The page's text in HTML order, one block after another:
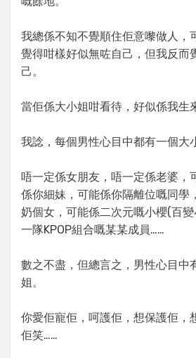
我總係不知不覺順住佢意嚟做人，
覺得咁樣好似無咗自己，但我反而
己。
當佢係大小姐咁看待，好似係我生
我諗，每個男性心目中都有一個大
唔一定係女朋友，唔一定係老婆，
係你細妹，可能係你隔離位嘅同學
奶個女，可能係二次元嘅小櫻(百
一隊KPOP組合嘅某某成員……
數之不盡，但總言之，男性心目中
姐。
你愛佢寵佢，呵護佢，想保護佢，
佢笑……